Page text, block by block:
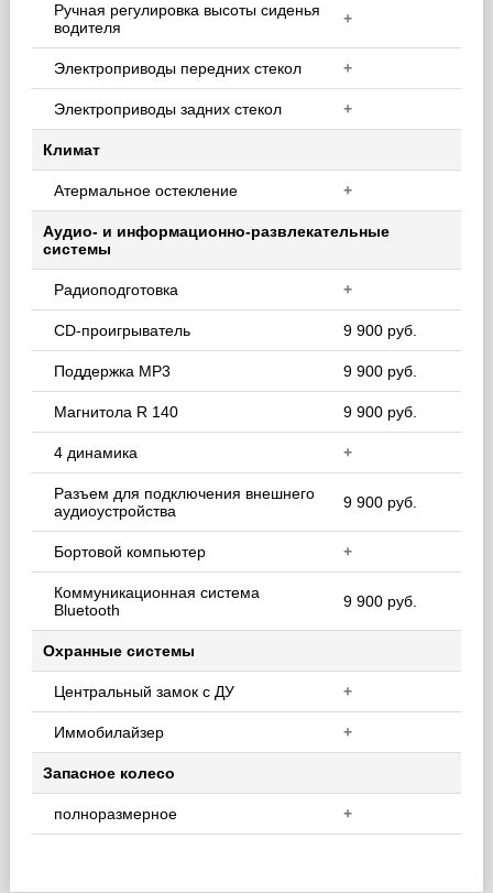
Ручная регулировка высоты сиденья
водителя
+
Электроприводы передних стекол +
Электроприводы задних стекол +
Климат
Атермальное остекление +
Аудио- и информационно-развлекательные
системы
Радиоподготовка +
CD-проигрыватель 9 900 руб.
Поддержка MP3 9 900 руб.
Магнитола R 140 9 900 руб.
4 динамика +
Разъем для подключения внешнего
аудиоустройства
9 900 руб.
Бортовой компьютер +
Коммуникационная система
Bluetooth
9 900 руб.
Охранные системы
Центральный замок с ДУ +
Иммобилайзер +
Запасное колесо
полноразмерное +